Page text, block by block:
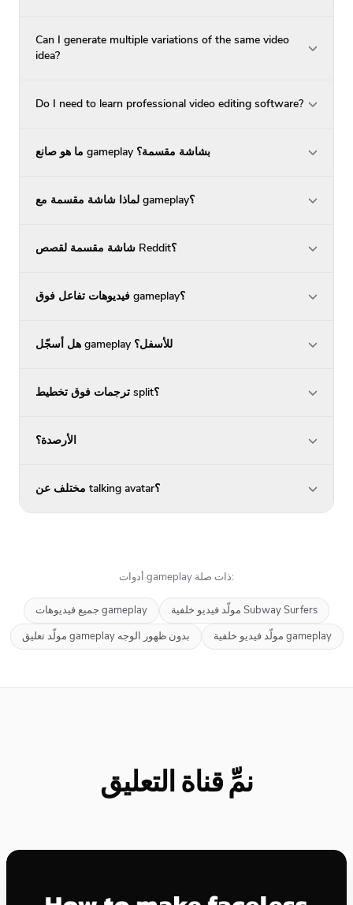
Can I generate multiple variations of the same video
idea?
Do I need to learn professional video editing software?
ما هو صانع gameplay بشاشة مقسمة؟
لماذا شاشة مقسمة مع gameplay؟
شاشة مقسمة لقصص Reddit؟
فيديوهات تفاعل فوق gameplay؟
هل أسجّل gameplay للأسفل؟
ترجمات فوق تخطيط split؟
الأرصدة؟
مختلف عن talking avatar؟
أدوات gameplay ذات صلة:
جميع فيديوهات gameplay
مولّد فيديو خلفية Subway Surfers
مولّد تعليق gameplay بدون ظهور الوجه
مولّد فيديو خلفية gameplay
نمِّ قناة التعليق